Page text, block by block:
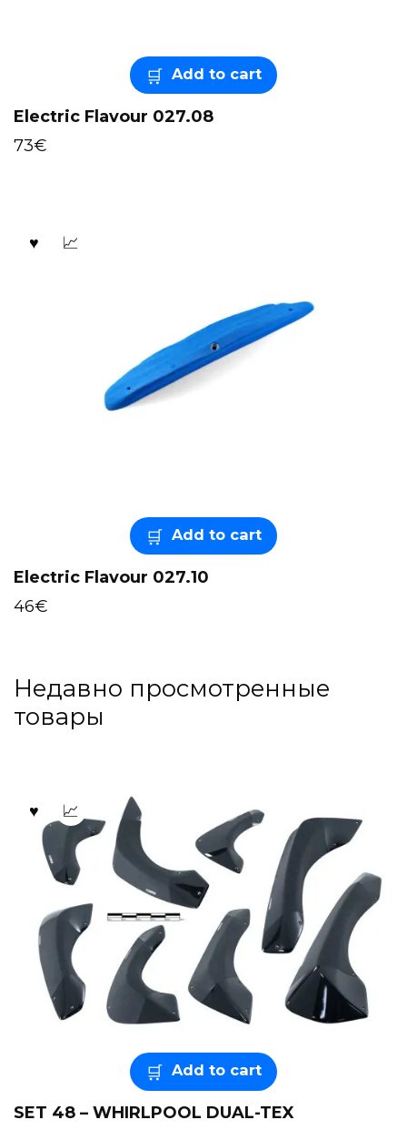
Add to cart
Electric Flavour 027.08
73€
Add to cart
Electric Flavour 027.10
46€
Недавно просмотренные
товары
Add to cart
SET 48 – WHIRLPOOL DUAL-TEX